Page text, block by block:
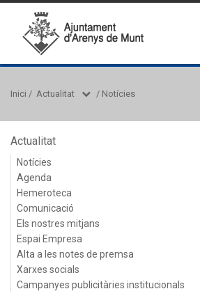
Inici / Actualitat / Notícies
Actualitat
Notícies
Agenda
Hemeroteca
Comunicació
Els nostres mitjans
Espai Empresa
Alta a les notes de premsa
Xarxes socials
Campanyes publicitàries institucionals